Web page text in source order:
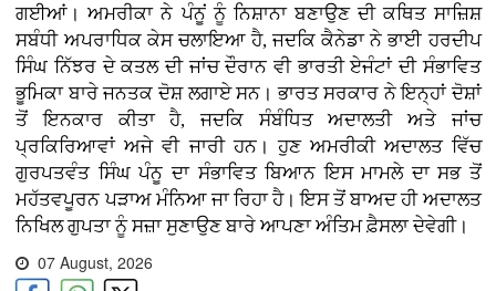
ਗਈਆਂ। ਅਮਰੀਕਾ ਨੇ ਪੰਨੂਂ ਨੂੰ ਨਿਸ਼ਾਨਾ ਬਣਾਉਣ ਦੀ ਕਥਿਤ ਸਾਜ਼ਿਸ਼
ਸਬੰਧੀ ਅਪਰਾਧਿਕ ਕੇਸ ਚਲਾਇਆ ਹੈ, ਜਦਕਿ ਕੈਨੇਡਾ ਨੇ ਭਾਈ ਹਰਦੀਪ
ਸਿੰਘ ਨਿੱਝਰ ਦੇ ਕਤਲ ਦੀ ਜਾਂਚ ਦੌਰਾਨ ਵੀ ਭਾਰਤੀ ਏਜੰਟਾਂ ਦੀ ਸੰਭਾਵਿਤ
ਭੂਮਿਕਾ ਬਾਰੇ ਜਨਤਕ ਦੋਸ਼ ਲਗਾਏ ਸਨ। ਭਾਰਤ ਸਰਕਾਰ ਨੇ ਇਨ੍ਹਾਂ ਦੋਸ਼ਾਂ
ਤੋਂ ਇਨਕਾਰ ਕੀਤਾ ਹੈ, ਜਦਕਿ ਸੰਬੰਧਿਤ ਅਦਾਲਤੀ ਅਤੇ ਜਾਂਚ
ਪ੍ਰਕਿਰਿਆਵਾਂ ਅਜੇ ਵੀ ਜਾਰੀ ਹਨ। ਹੁਣ ਅਮਰੀਕੀ ਅਦਾਲਤ ਵਿੱਚ
ਗੁਰਪਤਵੰਤ ਸਿੰਘ ਪੰਨੂ ਦਾ ਸੰਭਾਵਿਤ ਬਿਆਨ ਇਸ ਮਾਮਲੇ ਦਾ ਸਭ ਤੋਂ
ਮਹੱਤਵਪੂਰਨ ਪੜਾਅ ਮੰਨਿਆ ਜਾ ਰਿਹਾ ਹੈ। ਇਸ ਤੋਂ ਬਾਅਦ ਹੀ ਅਦਾਲਤ
ਨਿਖਿਲ ਗੁਪਤਾ ਨੂੰ ਸਜ਼ਾ ਸੁਣਾਉਣ ਬਾਰੇ ਆਪਣਾ ਅੰਤਿਮ ਫ਼ੈਸਲਾ ਦੇਵੇਗੀ।
07 August, 2026